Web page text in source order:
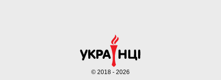
© 2018 - 2026